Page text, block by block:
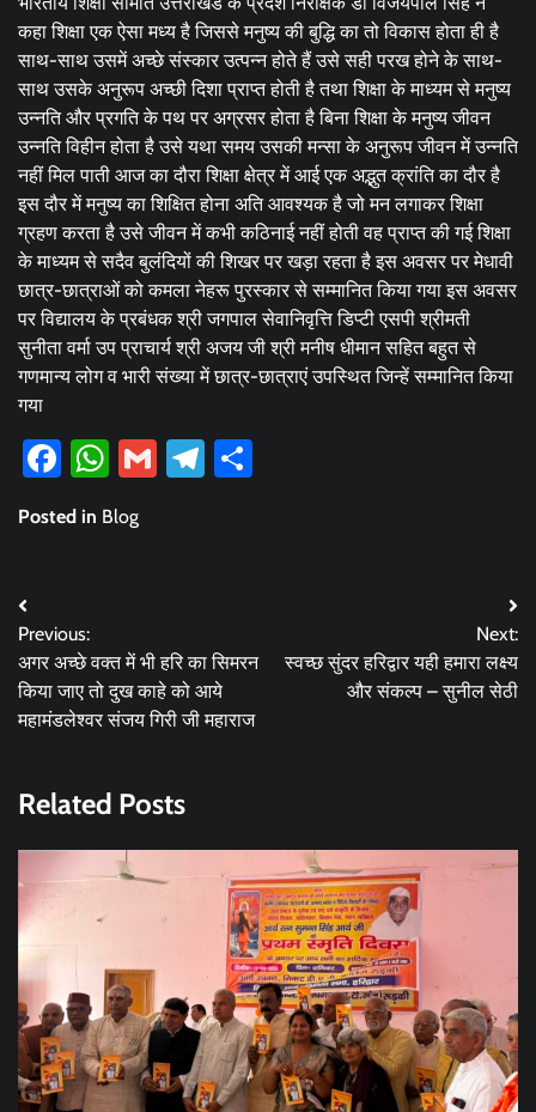
कहा शिक्षा एक ऐसा मध्य है जिससे मनुष्य की बुद्धि का तो विकास होता ही है
साथ-साथ उसमें अच्छे संस्कार उत्पन्न होते हैं उसे सही परख होने के साथ-
साथ उसके अनुरूप अच्छी दिशा प्राप्त होती है तथा शिक्षा के माध्यम से मनुष्य
उन्नति और प्रगति के पथ पर अग्रसर होता है बिना शिक्षा के मनुष्य जीवन
उन्नति विहीन होता है उसे यथा समय उसकी मन्सा के अनुरूप जीवन में उन्नति
नहीं मिल पाती आज का दौरा शिक्षा क्षेत्र में आई एक अद्भुत क्रांति का दौर है
इस दौर में मनुष्य का शिक्षित होना अति आवश्यक है जो मन लगाकर शिक्षा
ग्रहण करता है उसे जीवन में कभी कठिनाई नहीं होती वह प्राप्त की गई शिक्षा
के माध्यम से सदैव बुलंदियों की शिखर पर खड़ा रहता है इस अवसर पर मेधावी
छात्र-छात्राओं को कमला नेहरू पुरस्कार से सम्मानित किया गया इस अवसर
पर विद्यालय के प्रबंधक श्री जगपाल सेवानिवृत्ति डिप्टी एसपी श्रीमती
सुनीता वर्मा उप प्राचार्य श्री अजय जी श्री मनीष धीमान सहित बहुत से
गणमान्य लोग व भारी संख्या में छात्र-छात्राएं उपस्थित जिन्हें सम्मानित किया
गया
Facebook
WhatsApp
GmailTelegram
Posted in Blog
Post
navigation
Previous:
अगर अच्छे वक्त में भी हरि का सिमरन
किया जाए तो दुख काहे को आये
महामंडलेश्वर संजय गिरी जी महाराज
Next:
स्वच्छ सुंदर हरिद्वार यही हमारा लक्ष्य
और संकल्प – सुनील सेठी
Related Posts